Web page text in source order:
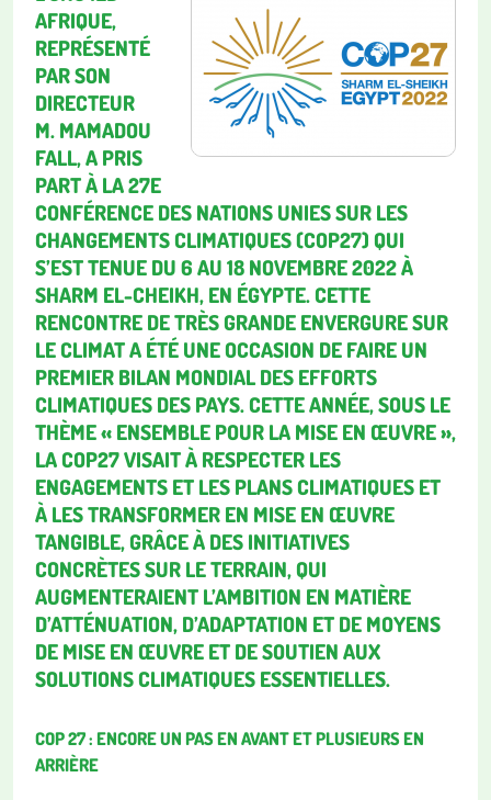
AFRIQUE,
REPRÉSENTÉ
PAR SON
DIRECTEUR
M. MAMADOU
FALL, A PRIS
PART À LA 27E
CONFÉRENCE DES NATIONS UNIES SUR LES
CHANGEMENTS CLIMATIQUES (COP27) QUI
S’EST TENUE DU 6 AU 18 NOVEMBRE 2022 À
SHARM EL-CHEIKH, EN ÉGYPTE. CETTE
RENCONTRE DE TRÈS GRANDE ENVERGURE SUR
LE CLIMAT A ÉTÉ UNE OCCASION DE FAIRE UN
PREMIER BILAN MONDIAL DES EFFORTS
CLIMATIQUES DES PAYS. CETTE ANNÉE, SOUS LE
THÈME « ENSEMBLE POUR LA MISE EN ŒUVRE »,
LA COP27 VISAIT À RESPECTER LES
ENGAGEMENTS ET LES PLANS CLIMATIQUES ET
À LES TRANSFORMER EN MISE EN ŒUVRE
TANGIBLE, GRÂCE À DES INITIATIVES
CONCRÈTES SUR LE TERRAIN, QUI
AUGMENTERAIENT L’AMBITION EN MATIÈRE
D’ATTÉNUATION, D’ADAPTATION ET DE MOYENS
DE MISE EN ŒUVRE ET DE SOUTIEN AUX
SOLUTIONS CLIMATIQUES ESSENTIELLES.
COP 27 : ENCORE UN PAS EN AVANT ET PLUSIEURS EN
ARRIÈRE